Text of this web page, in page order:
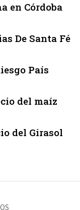
en Córdoba
De Santa Fé
País
del maíz
del Girasol